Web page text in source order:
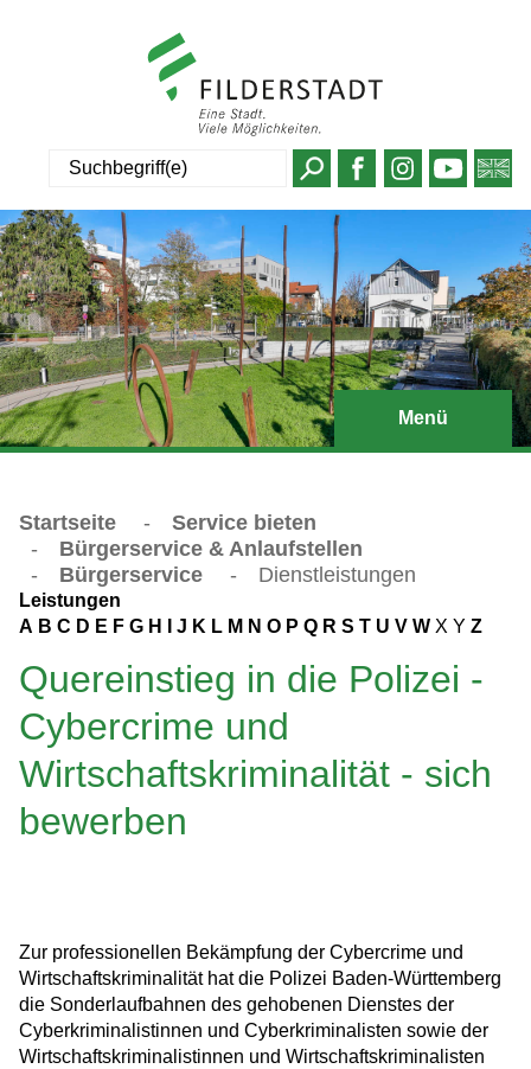
Menü
Startseite -
Service bieten
-
Bürgerservice & Anlaufstellen
-
Bürgerservice - Dienstleistungen
Leistungen
A B C D E F G H J K L M N O P Q R S T U V W X Y Z
Quereinstieg in die Polizei -
Cybercrime und
Wirtschaftskriminalität - sich
bewerben
Zur professionellen Bekämpfung der Cybercrime und
Wirtschaftskriminalität hat die Polizei Baden-Württemberg
die Sonderlaufbahnen des gehobenen Dienstes der
Cyberkriminalistinnen und Cyberkriminalisten sowie der
Wirtschaftskriminalistinnen und Wirtschaftskriminalisten